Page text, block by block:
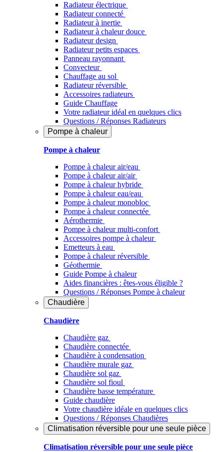
Radiateur électrique
Radiateur connecté
Radiateur à inertie
Radiateur à chaleur douce
Radiateur design
Radiateur petits espaces
Panneau rayonnant
Convecteur
Chauffage au sol
Radiateur réversible
Accessoires radiateurs
Guide Chauffage
Votre radiateur idéal en quelques clics
Questions / Réponses Radiateurs
Pompe à chaleur
Pompe à chaleur
Pompe à chaleur air/eau
Pompe à chaleur air/air
Pompe à chaleur hybride
Pompe à chaleur​ eau/eau
Pompe à chaleur monobloc
Pompe à chaleur connectée
Aérothermie
Pompe à chaleur multi-confort
Accessoires pompe à chaleur
Emetteurs à eau
Pompe à chaleur réversible
Géothermie
Guide Pompe à chaleur
Aides financières : êtes-vous éligible ?
Questions / Réponses Pompe à chaleur
Chaudière
Chaudière
Chaudière gaz
Chaudière connectée
Chaudière à condensation
Chaudière murale gaz
Chaudière sol gaz
Chaudière sol fioul
Chaudière basse température
Guide chaudière
Votre chaudière idéale en quelques clics
Questions / Réponses Chaudières
Climatisation réversible pour une seule pièce
Climatisation réversible pour une seule pièce